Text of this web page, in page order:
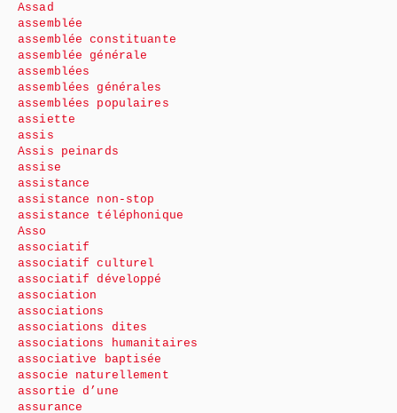
Assad
assemblée
assemblée constituante
assemblée générale
assemblées
assemblées générales
assemblées populaires
assiette
assis
Assis peinards
assise
assistance
assistance non-stop
assistance téléphonique
Asso
associatif
associatif culturel
associatif développé
association
associations
associations dites
associations humanitaires
associative baptisée
associe naturellement
assortie d’une
assurance